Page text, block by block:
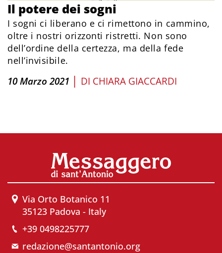
Il potere dei sogni
I sogni ci liberano e ci rimettono in cammino,
oltre i nostri orizzonti ristretti. Non sono
dell’ordine della certezza, ma della fede
nell’invisibile.
10 Marzo 2021 | DI CHIARA GIACCARDI
Via Orto Botanico 11
35123 Padova - Italy
+39 0498225777
redazione@santantonio.org